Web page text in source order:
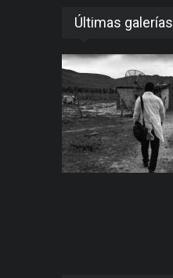
Últimas galerías